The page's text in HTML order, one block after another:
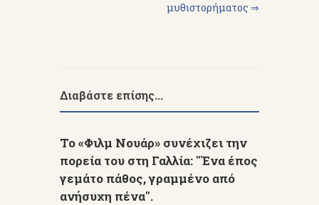
μυθιστορήματος ⇒
Διαβάστε επίσης...
Το «Φιλμ Νουάρ» συνέχιζει την
πορεία του στη Γαλλία: "Ένα έπος
γεμάτο πάθος, γραμμένο από
ανήσυχη πένα".